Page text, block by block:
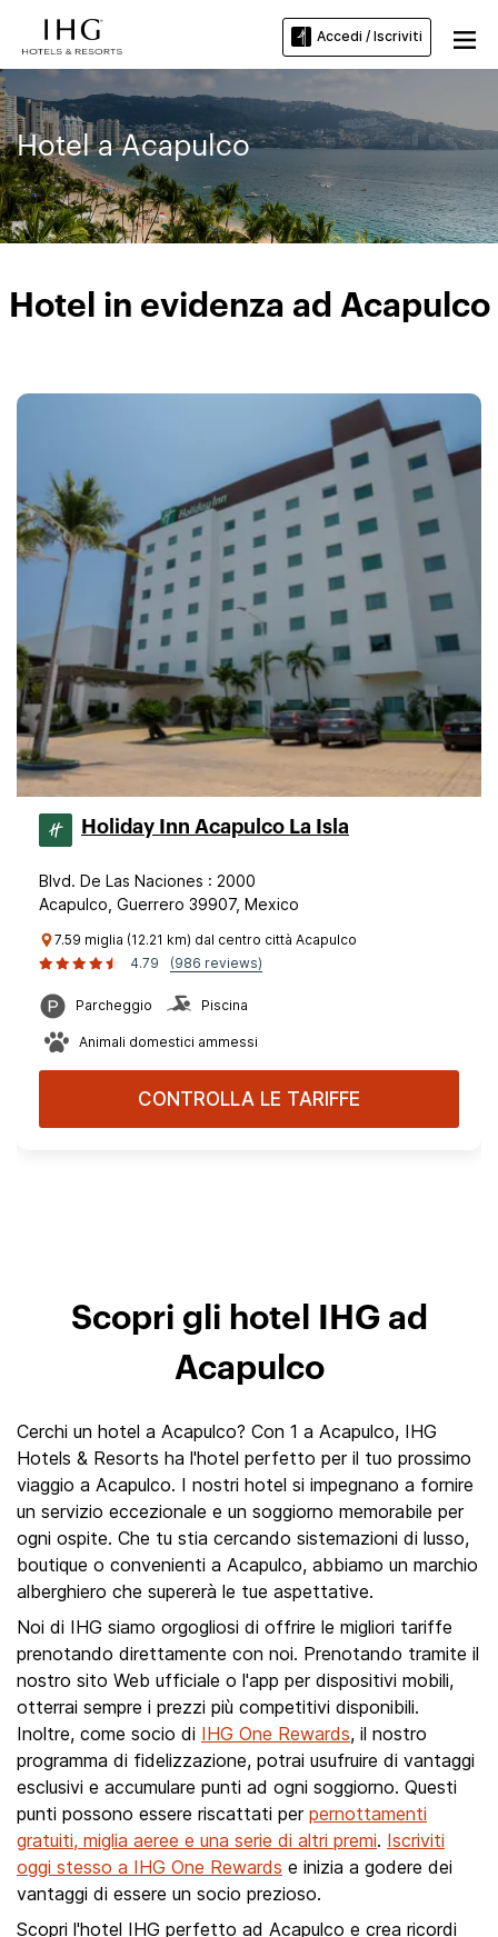
Accedi / Iscriviti
Hotel a Acapulco
Hotel in evidenza ad Acapulco
Holiday Inn Acapulco La Isla
Blvd. De Las Naciones : 2000
Acapulco, Guerrero 39907, Mexico
7.59 miglia (12.21 km) dal centro città Acapulco
4.79
(986 reviews)
Parcheggio Piscina
Animali domestici ammessi
CONTROLLA LE TARIFFE
Scopri gli hotel IHG ad
Acapulco
Cerchi un hotel a Acapulco? Con 1 a Acapulco, IHG
Hotels & Resorts ha l'hotel perfetto per il tuo prossimo
viaggio a Acapulco. I nostri hotel si impegnano a fornire
un servizio eccezionale e un soggiorno memorabile per
ogni ospite. Che tu stia cercando sistemazioni di lusso,
boutique o convenienti a Acapulco, abbiamo un marchio
alberghiero che supererà le tue aspettative.
Noi di IHG siamo orgogliosi di offrire le migliori tariffe
prenotando direttamente con noi. Prenotando tramite il
nostro sito Web ufficiale o l'app per dispositivi mobili,
otterrai sempre i prezzi più competitivi disponibili.
Inoltre, come socio di IHG One Rewards, il nostro
programma di fidelizzazione, potrai usufruire di vantaggi
esclusivi e accumulare punti ad ogni soggiorno. Questi
punti possono essere riscattati per pernottamenti
gratuiti, miglia aeree e una serie di altri premi. Iscriviti
oggi stesso a IHG One Rewards e inizia a godere dei
vantaggi di essere un socio prezioso.
Scopri l'hotel IHG perfetto ad Acapulco e crea ricordi